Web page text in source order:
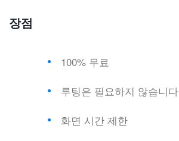
장점
100% 무료
루팅은 필요하지 않습니다
화면 시간 제한